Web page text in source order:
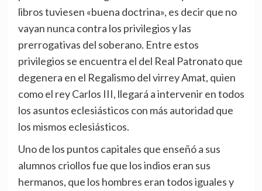
libros tuviesen «buena doctrina», es decir que no
vayan nunca contra los privilegios y las
prerrogativas del soberano. Entre estos
privilegios se encuentra el del Real Patronato que
degenera en el Regalismo del virrey Amat, quien
como el rey Carlos III, llegará a intervenir en todos
los asuntos eclesiásticos con más autoridad que
los mismos eclesiásticos.
Uno de los puntos capitales que enseñó a sus
alumnos criollos fue que los indios eran sus
hermanos, que los hombres eran todos iguales y